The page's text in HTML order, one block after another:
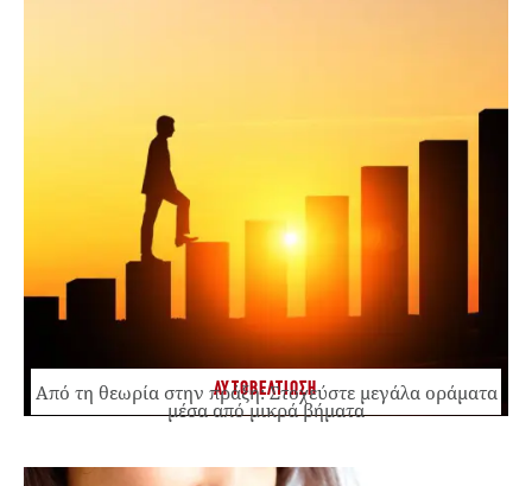
ΑΥΤΟΒΕΛΤΙΩΣΗ
Από τη θεωρία στην πράξη: Στοχεύστε μεγάλα οράματα
μέσα από μικρά βήματα